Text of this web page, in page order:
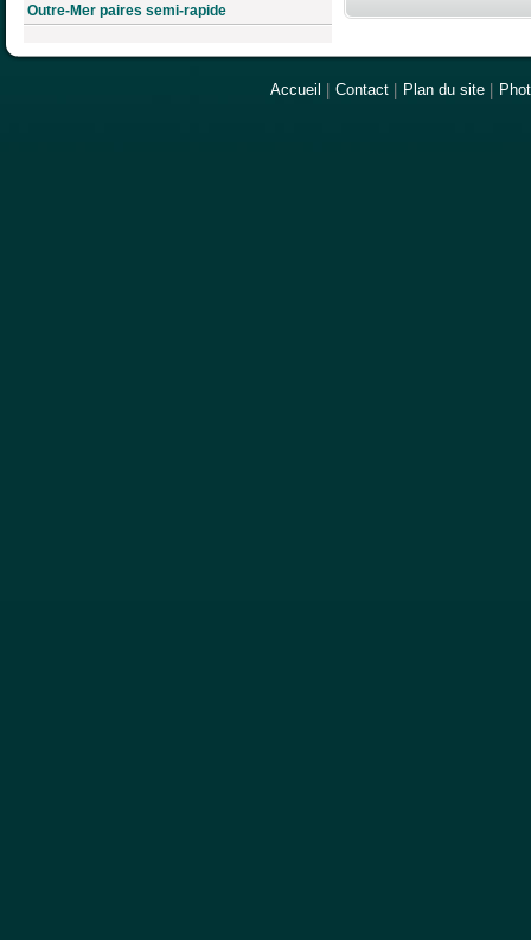
Outre-Mer paires semi-rapide
Accueil Contact Plan du site